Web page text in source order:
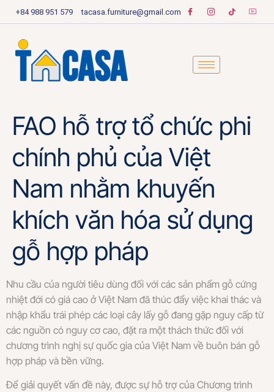
+84 988 951 579 tacasa.furniture@gmail.com
FAO hỗ trợ tổ chức phi
chính phủ của Việt
Nam nhằm khuyến
khích văn hóa sử dụng
gỗ hợp pháp
Nhu cầu của người tiêu dùng đối với các sản phẩm gỗ cứng
nhiệt đới có giá cao ở Việt Nam đã thúc đẩy việc khai thác và
nhập khẩu trái phép các loại cây lấy gỗ đang gặp nguy cấp từ
các nguồn có nguy cơ cao, đặt ra một thách thức đối với
chương trình nghị sự quốc gia của Việt Nam về buôn bán gỗ
hợp pháp và bền vững.
Để giải quyết vấn đề này, được sự hỗ trợ của Chương trình